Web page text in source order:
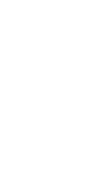
פולקסווגן טוארג